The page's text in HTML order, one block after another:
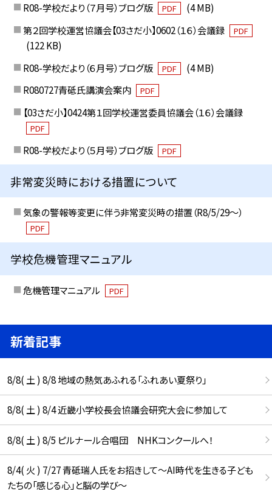
R08-学校だより（７月号）ブログ版
PDF
(4 MB)
第２回学校運営協議会【03さだ小】0602（１６）会議録
PDF
(122 KB)
R08-学校だより（６月号）ブログ版
PDF
(4 MB)
R080727青砥氏講演会案内
PDF
【03さだ小】0424第１回学校運営委員協議会（１６）会議録
PDF
R08-学校だより（５月号）ブログ版 PDF
非常変災時における措置について
気象の警報等変更に伴う非常変災時の措置（R8/5/29〜）
PDF
学校危機管理マニュアル
危機管理マニュアル PDF
新着記事
8/8( 土 ) 8/8 地域の熱気あふれる「ふれあい夏祭り」
8/8( 土 ) 8/4 近畿小学校長会協議会研究大会に参加して
8/8( 土 ) 8/5 ピルナール合唱団 NHKコンクールへ！
8/4( 火 ) 7/27 青砥瑞人氏をお招きして〜AI時代を生きる子ども
たちの「感じる心」と脳の学び〜